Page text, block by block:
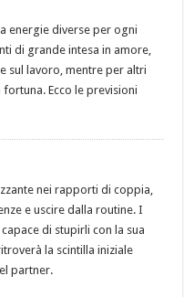
energie diverse per ogni
di grande intesa in amore,
sul lavoro, mentre per altri
Ecco le previsioni
nei rapporti di coppia,
e uscire dalla routine. I
di stupirli con la sua
la scintilla iniziale
partner.